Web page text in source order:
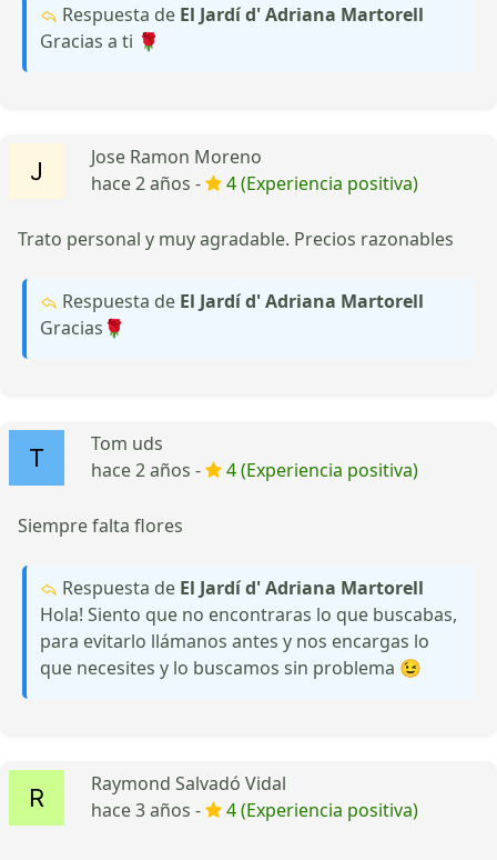
Respuesta de El Jardí d' Adriana Martorell
Gracias a ti 🌹
Jose Ramon Moreno
hace 2 años -
4 (Experiencia positiva)
Trato personal y muy agradable. Precios razonables
Respuesta de El Jardí d' Adriana Martorell
Gracias🌹
Tom uds
hace 2 años -
4 (Experiencia positiva)
Siempre falta flores
Respuesta de El Jardí d' Adriana Martorell
Hola! Siento que no encontraras lo que buscabas,
para evitarlo llámanos antes y nos encargas lo
que necesites y lo buscamos sin problema 😉
Raymond Salvadó Vidal
hace 3 años -
4 (Experiencia positiva)